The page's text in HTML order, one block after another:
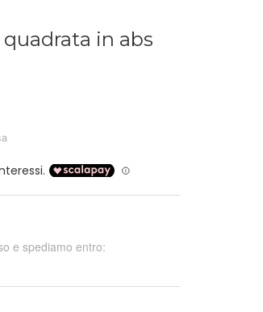
in abs
e spediamo entro: